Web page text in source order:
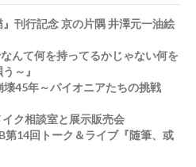
刊行記念 京の片隅 井澤元一油絵
んて何を持ってるかじゃない何を
～』
壊45年～パイオニアたちの挑戦
ク相談室と展示販売会
第14回トーク＆ライブ『随筆、或